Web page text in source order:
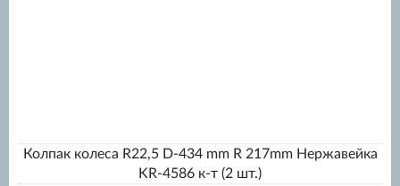
Колпак колеса R22,5 D-434 mm R 217mm Нержавейка
KR-4586 к-т (2 шт.)